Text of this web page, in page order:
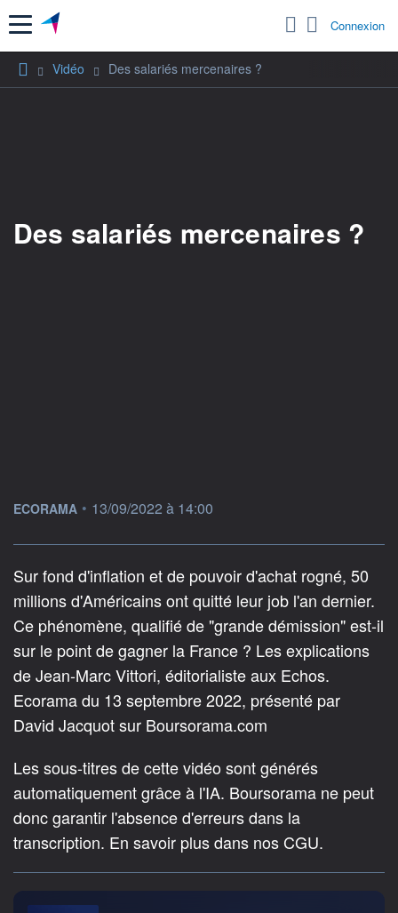
Menu Connexion
Vidéo Des salariés mercenaires ?
Des salariés mercenaires ?
information fournie par
ECORAMA • 13/09/2022 à 14:00
Sur fond d'inflation et de pouvoir d'achat rogné, 50
millions d'Américains ont quitté leur job l'an dernier.
Ce phénomène, qualifié de "grande démission" est-il
sur le point de gagner la France ? Les explications
de Jean-Marc Vittori, éditorialiste aux Echos.
Ecorama du 13 septembre 2022, présenté par
David Jacquot sur Boursorama.com
Les sous-titres de cette vidéo sont générés
automatiquement grâce à l'IA. Boursorama ne peut
donc garantir l'absence d'erreurs dans la
transcription. En savoir plus dans nos CGU.